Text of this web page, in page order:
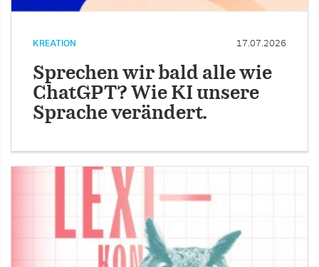
KREATION 17.07.2026
Sprechen wir bald alle wie
ChatGPT? Wie KI unsere
Sprache verändert.